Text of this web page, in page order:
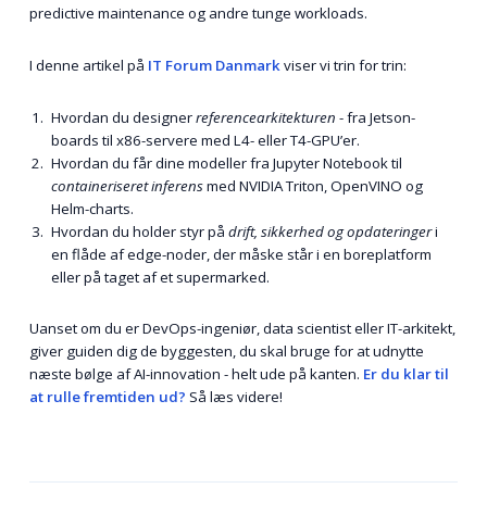
predictive maintenance og andre tunge workloads.
I denne artikel på IT Forum Danmarkviser vi trin for trin:
Hvordan du designerreferencearkitekturen - fra Jetson-
boards til x86-servere med L4- eller T4-GPU’er.
Hvordan du får dine modeller fra Jupyter Notebook til
containeriseret inferensmed NVIDIA Triton, OpenVINO og
Helm-charts.
Hvordan du holder styr på drift, sikkerhed og opdateringeri
en flåde af edge-noder, der måske står i en boreplatform
eller på taget af et supermarked.
Uanset om du er DevOps-ingeniør, data scientist eller IT-arkitekt,
giver guiden dig de byggesten, du skal bruge for at udnytte
næste bølge af AI-innovation - helt ude på kanten. Er du klar til
at rulle fremtiden ud? Så læs videre!